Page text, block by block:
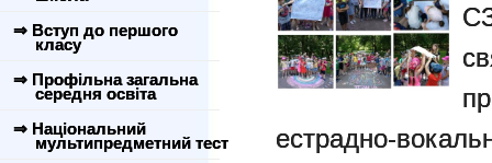
⇒ Вступ до першого
класу
⇒ Профільна загальна
середня освіта
⇒ Національний
мультипредметний тест
естрадно-